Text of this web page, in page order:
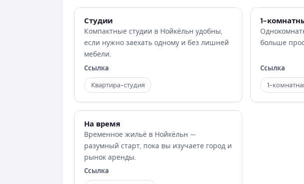
Студии
Компактные студии в Нойкёльн удобны,
если нужно заехать одному и без лишней
мебели.
Ссылка
Квартира-студия
1-
больше
Ссылка
1-
На время
Временное жильё в Нойкёльн —
разумный старт, пока вы изучаете город и
рынок аренды.
Ссылка